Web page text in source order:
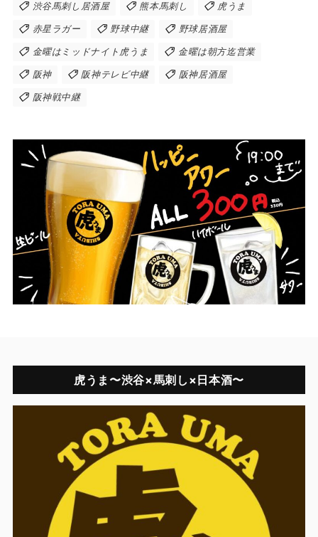
渋谷馬刺し居酒屋 熊本馬刺し 虎うま
赤星ラガー 野球中継 野球居酒屋
金曜はミッドナイト虎うま 金曜は朝方迄営業
阪神 阪神テレビ中継 阪神居酒屋
阪神戦中継
虎うま〜渋谷×馬刺し×日本酒〜